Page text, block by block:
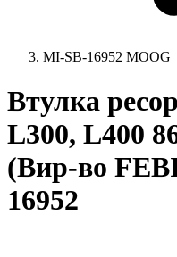
MI-SB-16952 MOOG
Втулка
L300, L400
(Вир-во
16952